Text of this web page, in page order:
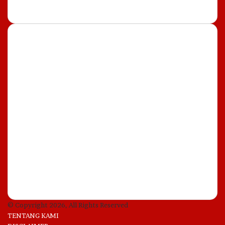
© Copyright 2026, All Rights Reserved
TENTANG KAMI